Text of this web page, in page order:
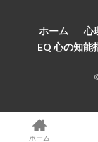
ホーム 心
EQ 心の知能
ホーム